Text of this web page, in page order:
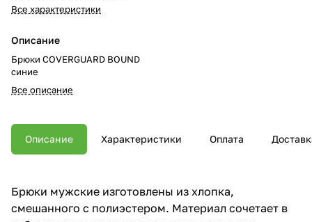
Все характеристики
Описание
Брюки COVERGUARD BOUND
синие
Все описание
Описание Характеристики Оплата
Брюки мужские изготовлены из хлопка,
смешанного с полиэстером. Материал сочетает в